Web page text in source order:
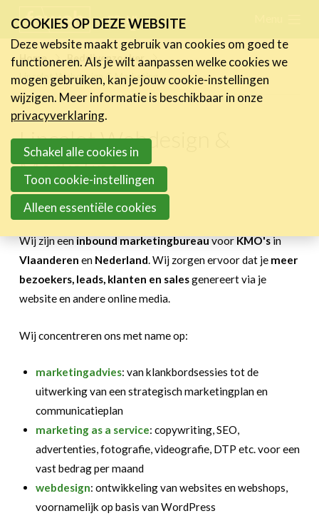
links
Jump
to
navigation
to
main
content
FR NL
Home
Bedrijvenzoeker
Lincelot Webdesign & Marketing
Lincelot Webdesign &
Marketing
Terug naar zoekresultaten
Wij zijn een inbound marketingbureau voor KMO's in
Vlaanderen enNederland. Wij zorgen ervoor dat je meer
bezoekers, leads, klanten en salesgenereert via je
website en andere online media.
Wij concentreren ons met name op:
marketingadvies: van klankbordsessies tot de
uitwerking van een strategisch marketingplan en
communicatieplan
marketing as a service: copywriting, SEO,
advertenties, fotografie, videografie, DTP etc. voor een
vast bedrag per maand
webdesign: ontwikkeling van websites en webshops,
voornamelijk op basis van WordPress
Nieuws
Activiteiten
Expertise
Toolbox
Bedrijvenzoeker
Lid worden Zoeken
COOKIES OP DEZE WEBSITE
Deze website maakt gebruik van cookies om goed te
functioneren. Als je wilt aanpassen welke cookies we
mogen gebruiken, kan je jouw cookie-instellingen
wijzigen. Meer informatie is beschikbaar in onze
privacyverklaring.
Schakel alle cookies in
Toon cookie-instellingen
Alleen essentiële cookies